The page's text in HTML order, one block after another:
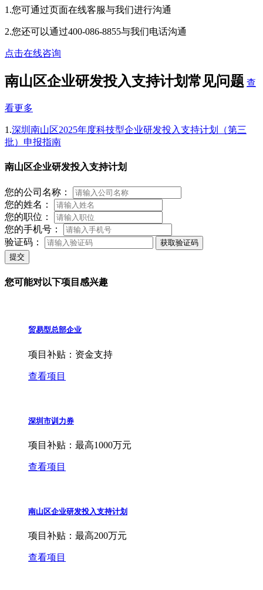
1.您可通过页面在线客服与我们进行沟通
2.您还可以通过400-086-8855与我们电话沟通
点击在线咨询
南山区企业研发投入支持计划常见问题 查
看更多
1.深圳南山区2025年度科技型企业研发投入支持计划（第三
批）申报指南
南山区企业研发投入支持计划
您的公司名称：
您的姓名：
您的职位：
您的手机号：
验证码：
获取验证码
提交
您可能对以下项目感兴趣
贸易型总部企业
项目补贴： 资金支持
查看项目
深圳市训力券
项目补贴： 最高1000万元
查看项目
南山区企业研发投入支持计划
项目补贴： 最高200万元
查看项目